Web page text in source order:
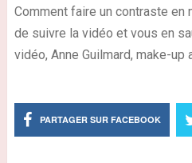
Comment faire un contraste en
de suivre la vidéo et vous en
vidéo, Anne Guilmard, make-up
PARTAGER SUR FACEBOOK